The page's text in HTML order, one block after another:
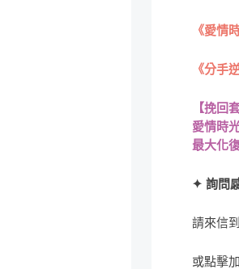
《愛情
《分手
【挽回
愛情時
最大化
✦ 詢問
請來信
或點擊